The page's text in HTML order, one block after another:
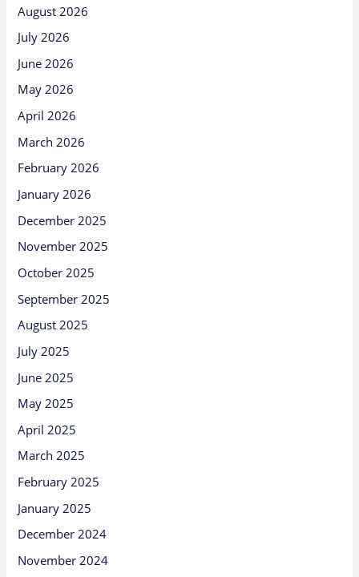
August 2026
July 2026
June 2026
May 2026
April 2026
March 2026
February 2026
January 2026
December 2025
November 2025
October 2025
September 2025
August 2025
July 2025
June 2025
May 2025
April 2025
March 2025
February 2025
January 2025
December 2024
November 2024